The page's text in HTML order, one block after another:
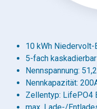
10 kWh
5-fach kaskadierbar
Nennspannung:
Nennkapazität:
Zellentyp: LifePO4